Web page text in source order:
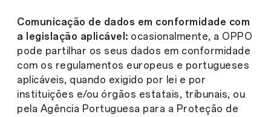
Comunicação de dados em conformidade com
a legislação aplicável: ocasionalmente, a OPPO
pode partilhar os seus dados em conformidade
com os regulamentos europeus e portugueses
aplicáveis, quando exigido por lei e por
instituições e/ou órgãos estatais, tribunais, ou
pela Agência Portuguesa para a Proteção de